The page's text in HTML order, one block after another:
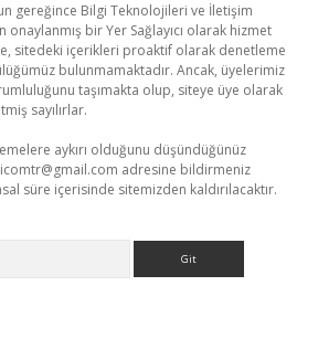
gereğince Bilgi Teknolojileri ve İletişim
onaylanmış bir Yer Sağlayıcı olarak hizmet
sitedeki içerikleri proaktif olarak denetleme
bulunmamaktadır. Ancak, üyelerimiz
taşımakta olup, siteye üye olarak
sayılırlar.
aykırı olduğunu düşündüğünüz
adresine bildirmeniz
süre içerisinde sitemizden kaldırılacaktır.